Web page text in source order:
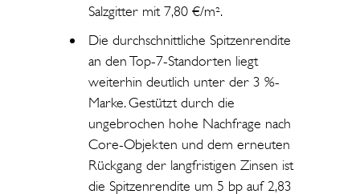
Salzgitter mit 7,80 €/m².
Die durchschnittliche Spitzenrendite
an den Top-7-Standorten liegt
weiterhin deutlich unter der 3 %-
Marke. Gestützt durch die
ungebrochen hohe Nachfrage nach
Core-Objekten und dem erneuten
Rückgang der langfristigen Zinsen ist
die Spitzenrendite um 5 bp auf 2,83